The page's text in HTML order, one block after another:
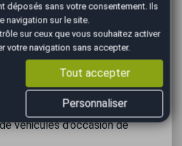
à l’agence, une
Elle consiste en une
état intérieur, pneus…)
les documents
pour vendre votre voiture
véhicule, carte grise, contrôle
6 mois…). Utilitaires, SUV,
compétents pour travailler
véhicules d’occasion de
déposés sans votre consentement. Ils
navigation sur le site.
sur ceux que vous souhaitez activer
votre navigation sans accepter.
Tout accepter
Personnaliser